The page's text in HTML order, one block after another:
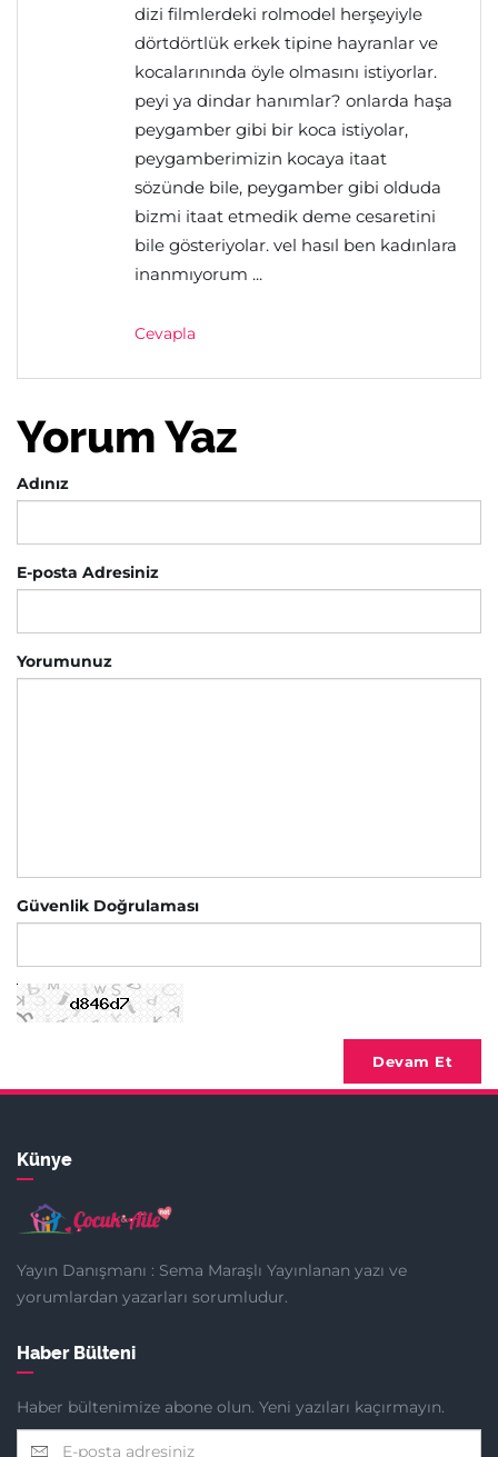
dizi filmlerdeki rolmodel herşeyiyle
dörtdörtlük erkek tipine hayranlar ve
kocalarınında öyle olmasını istiyorlar.
peyi ya dindar hanımlar? onlarda haşa
peygamber gibi bir koca istiyolar,
peygamberimizin kocaya itaat
sözünde bile, peygamber gibi olduda
bizmi itaat etmedik deme cesaretini
bile gösteriyolar. vel hasıl ben kadınlara
inanmıyorum ...
Cevapla
Yorum Yaz
Adınız
E-posta Adresiniz
Yorumunuz
Güvenlik Doğrulaması
Devam Et
Künye
Yayın Danışmanı : Sema Maraşlı Yayınlanan yazı ve
yorumlardan yazarları sorumludur.
Haber Bülteni
Haber bültenimize abone olun. Yeni yazıları kaçırmayın.